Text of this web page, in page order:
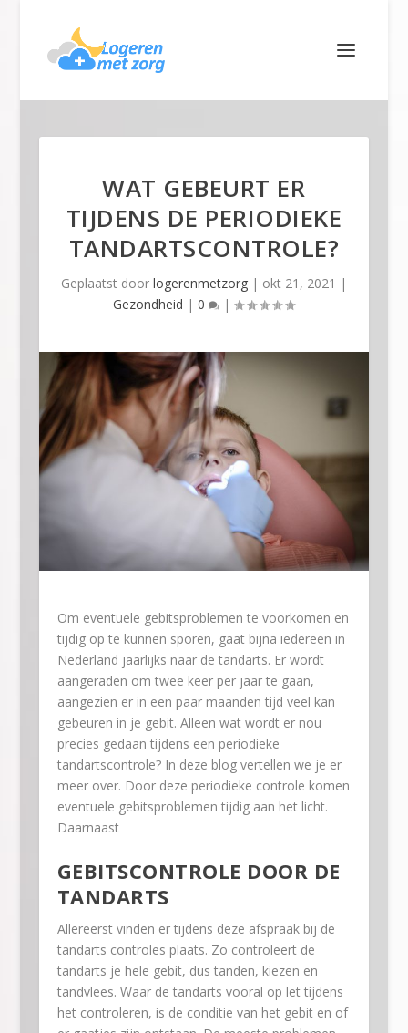
WAT GEBEURT ER
TIJDENS DE PERIODIEKE
TANDARTSCONTROLE?
Geplaatst door logerenmetzorg| okt 21, 2021 |
Gezondheid |0 |
Om eventuele gebitsproblemen te voorkomen en
tijdig op te kunnen sporen, gaat bijna iedereen in
Nederland jaarlijks naar de tandarts. Er wordt
aangeraden om twee keer per jaar te gaan,
aangezien er in een paar maanden tijd veel kan
gebeuren in je gebit. Alleen wat wordt er nou
precies gedaan tijdens een periodieke
tandartscontrole? In deze blog vertellen we je er
meer over. Door deze periodieke controle komen
eventuele gebitsproblemen tijdig aan het licht.
Daarnaast
GEBITSCONTROLE DOOR DE
TANDARTS
Allereerst vinden er tijdens deze afspraak bij de
tandarts controles plaats. Zo controleert de
tandarts je hele gebit, dus tanden, kiezen en
tandvlees. Waar de tandarts vooral op let tijdens
het controleren, is de conditie van het gebit en of